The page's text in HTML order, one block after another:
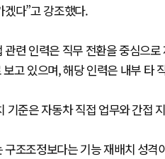
다”고 강조했다.
련 인력은 직무 전환을 중심으
고 있으며, 해당 인력은 내부 타
기준은 자동차 직접 업무와 간접
조조정보다는 기능 재배치 성